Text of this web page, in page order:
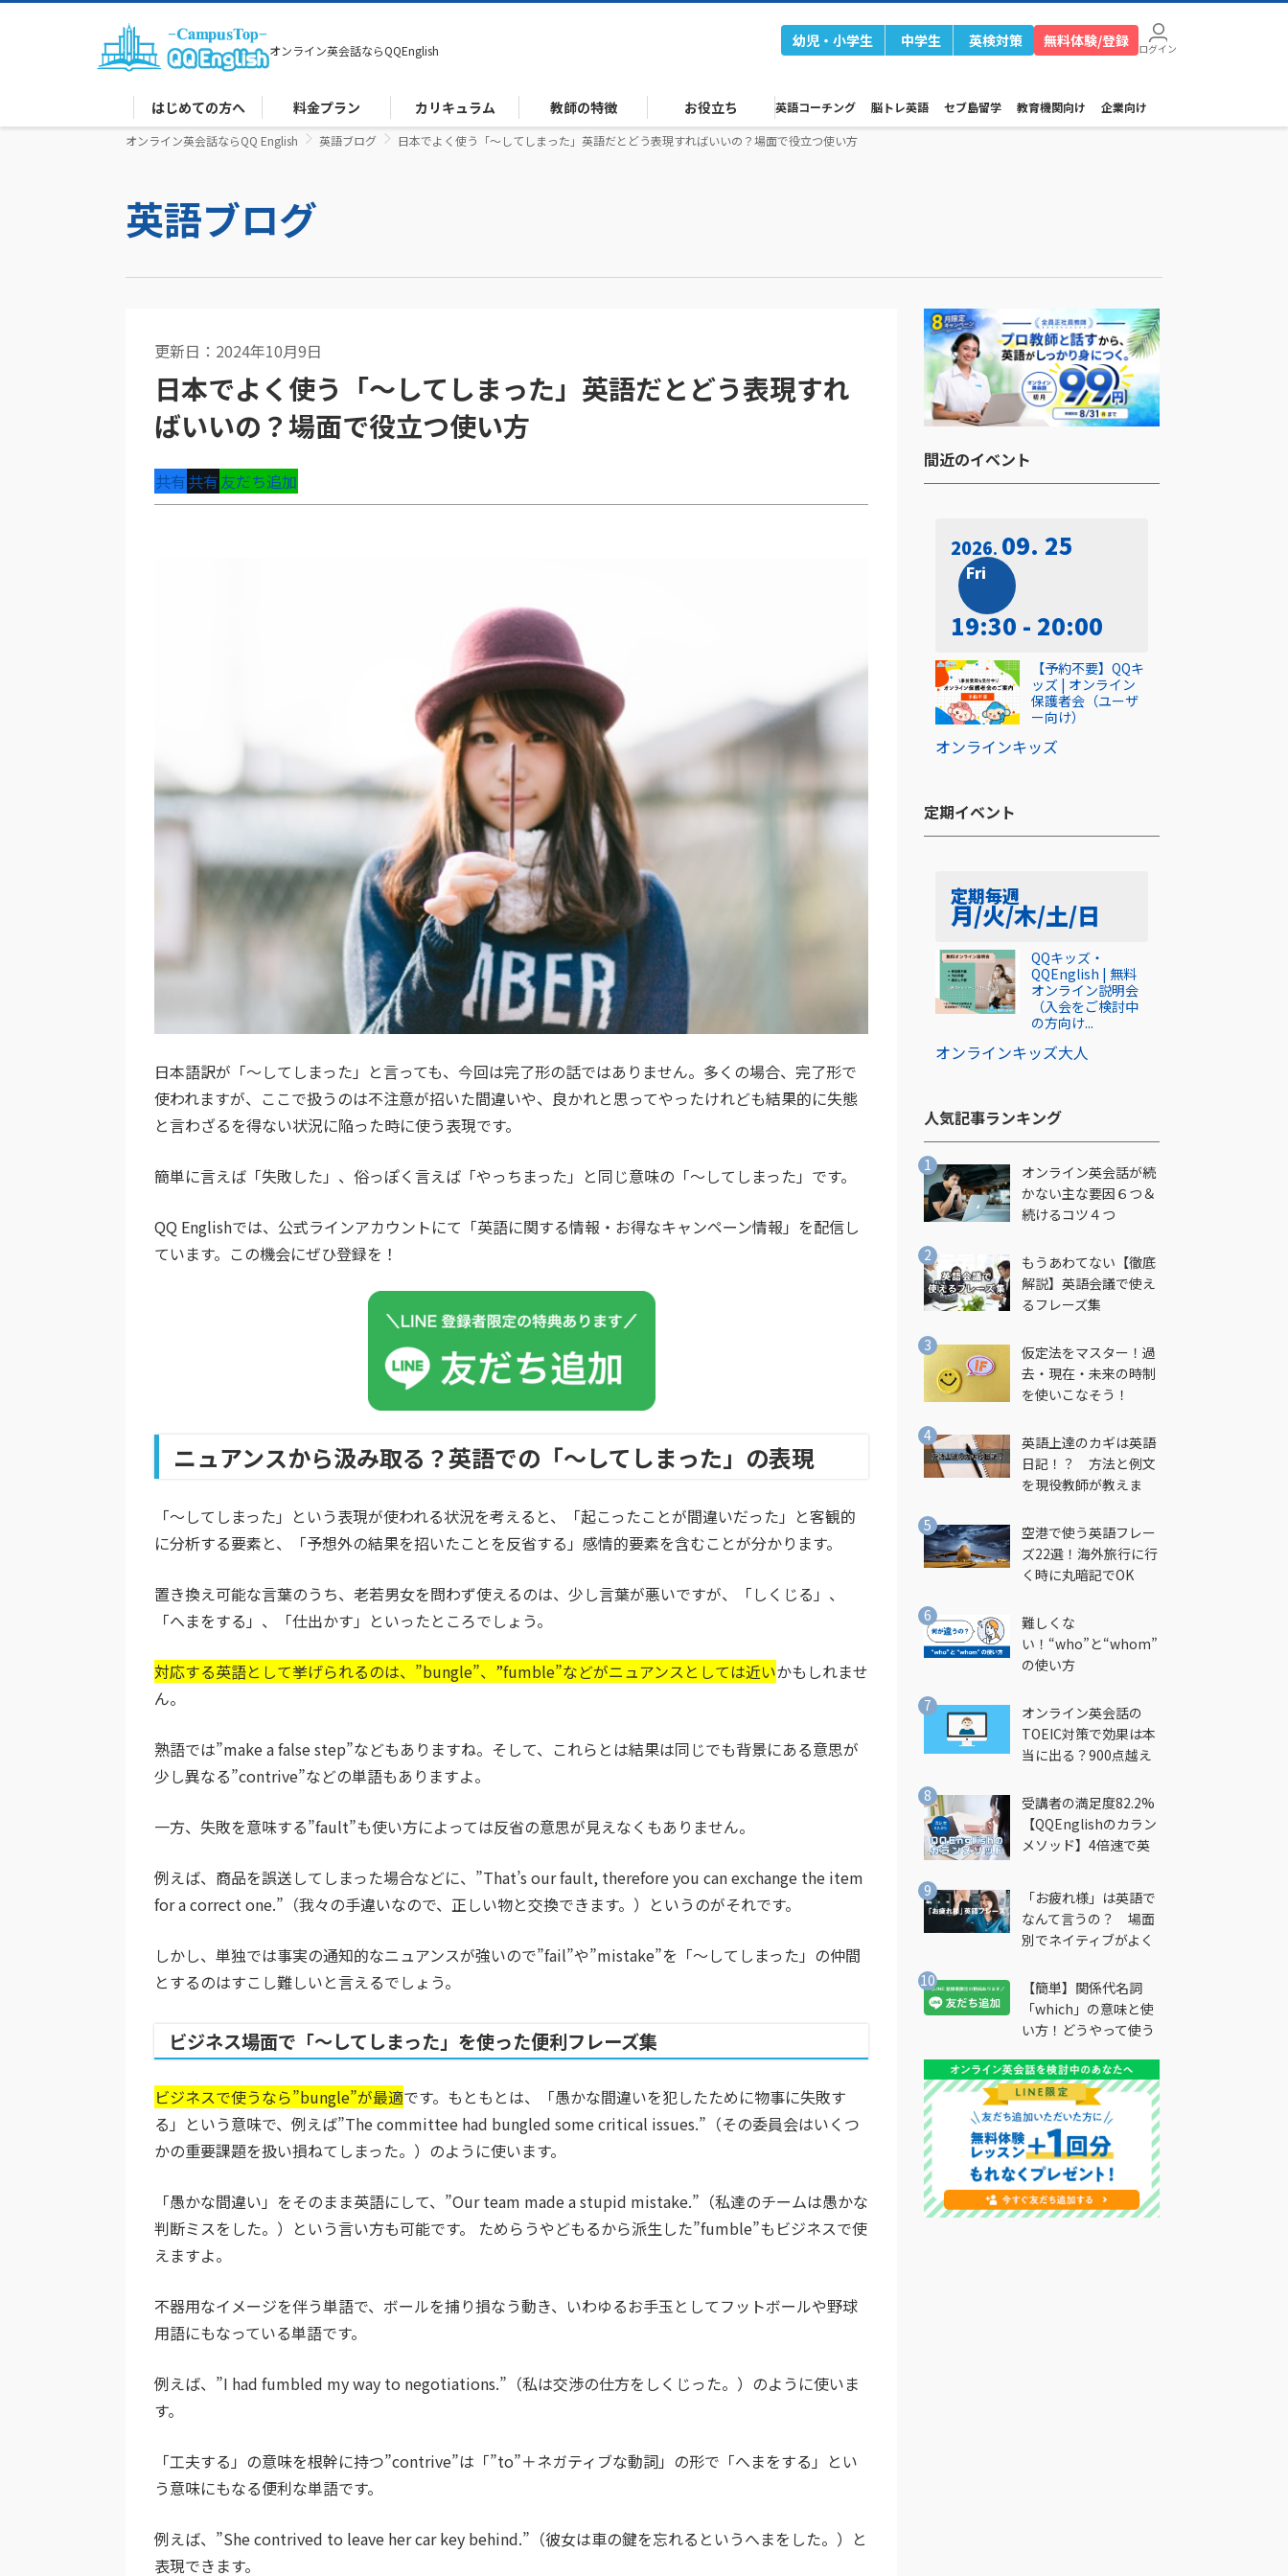
オンライン英会話ならQQEnglish
幼児・小学生 中学生 英検対策 無料体験/登録 ログイン
はじめての方へ 料金プラン カリキュラム 教師の特徴 お役立ち 英語コーチング 脳トレ英語 セブ島留学 教育機関向け 企業向け
オンライン英会話ならQQ English 英語ブログ 日本でよく使う「～してしまった」英語だとどう表現すればいいの？場面で役立つ使い方
英語ブログ
更新日：2024年10月9日
日本でよく使う「～してしまった」英語だとどう表現すれ
ばいいの？場面で役立つ使い方
共有共有友だち追加
日本語訳が「～してしまった」と言っても、今回は完了形の話ではありません。多くの場合、完了形で
使われますが、ここで扱うのは不注意が招いた間違いや、良かれと思ってやったけれども結果的に失態
と言わざるを得ない状況に陥った時に使う表現です。
簡単に言えば「失敗した」、俗っぽく言えば「やっちまった」と同じ意味の「～してしまった」です。
QQ Englishでは、公式ラインアカウントにて「英語に関する情報・お得なキャンペーン情報」を配信し
ています。この機会にぜひ登録を！
ニュアンスから汲み取る？英語での「～してしまった」の表現
「～してしまった」という表現が使われる状況を考えると、「起こったことが間違いだった」と客観的
に分析する要素と、「予想外の結果を招いたことを反省する」感情的要素を含むことが分かります。
置き換え可能な言葉のうち、老若男女を問わず使えるのは、少し言葉が悪いですが、「しくじる」、
「へまをする」、「仕出かす」といったところでしょう。
対応する英語として挙げられるのは、”bungle”、”fumble”などがニュアンスとしては近いかもしれませ
ん。
熟語では”make a false step”などもありますね。そして、これらとは結果は同じでも背景にある意思が
少し異なる”contrive”などの単語もありますよ。
一方、失敗を意味する”fault”も使い方によっては反省の意思が見えなくもありません。
例えば、商品を誤送してしまった場合などに、”That’s our fault, therefore you can exchange the item
for a correct one.”（我々の手違いなので、正しい物と交換できます。）というのがそれです。
しかし、単独では事実の通知的なニュアンスが強いので”fail”や”mistake”を「～してしまった」の仲間
とするのはすこし難しいと言えるでしょう。
ビジネス場面で「～してしまった」を使った便利フレーズ集
ビジネスで使うなら”bungle”が最適です。もともとは、「愚かな間違いを犯したために物事に失敗す
る」という意味で、例えば”The committee had bungled some critical issues.”（その委員会はいくつ
かの重要課題を扱い損ねてしまった。）のように使います。
「愚かな間違い」をそのまま英語にして、”Our team made a stupid mistake.”（私達のチームは愚かな
判断ミスをした。）という言い方も可能です。 ためらうやどもるから派生した”fumble”もビジネスで使
えますよ。
不器用なイメージを伴う単語で、ボールを捕り損なう動き、いわゆるお手玉としてフットボールや野球
用語にもなっている単語です。
例えば、”I had fumbled my way to negotiations.”（私は交渉の仕方をしくじった。）のように使いま
す。
「工夫する」の意味を根幹に持つ”contrive”は「”to”＋ネガティブな動詞」の形で「へまをする」とい
う意味にもなる便利な単語です。
例えば、”She contrived to leave her car key behind.”（彼女は車の鍵を忘れるというへまをした。）と
表現できます。
間近のイベント​
2026 09. 25
Fri
19:30 - 20:00
オンラインキッズ
【予約不要】QQキ
ッズ | オンライン
保護者会（ユーザ
ー向け）
定期イベント​
定期毎週
月/火/木/土/日
オンラインキッズ大人
QQキッズ・
QQEnglish | 無料
オンライン説明会
（入会をご検討中
の方向け...
人気記事ランキング​
オンライン英会話が続
かない主な要因６つ＆
続けるコツ４つ
もうあわてない【徹底
解説】英語会議で使え
るフレーズ集
仮定法をマスター！過
去・現在・未来の時制
を使いこなそう！
英語上達のカギは英語
日記！？ 方法と例文
を現役教師が教えま
空港で使う英語フレー
ズ22選！海外旅行に行
く時に丸暗記でOK
難しくな
い！“who”と“whom”
の使い方
オンライン英会話の
TOEIC対策で効果は本
当に出る？900点越え
受講者の満足度82.2%
【QQEnglishのカラン
メソッド】4倍速で英
法とは？
「お疲れ様」は英語で
なんて言うの？ 場面
別でネイティブがよく
説
【簡単】関係代名詞
「which」の意味と使
い方！どうやって使う